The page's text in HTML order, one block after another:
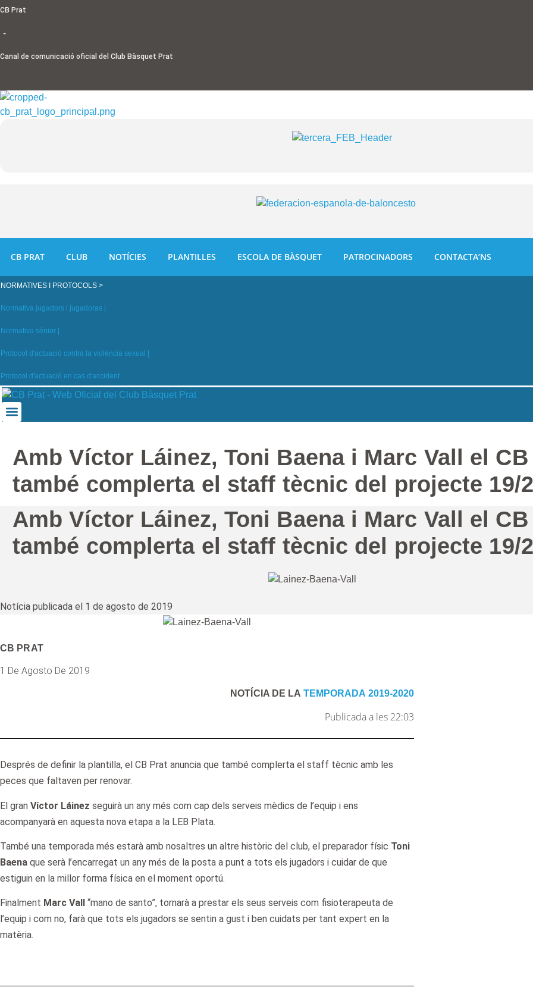
Ir
contenido
CB Prat
-
Canal de comunicació oficial del Club Bàsquet Prat
CB PRAT CLUB NOTÍCIES PLANTILLES ESCOLA DE BÀSQUET PATROCINADORS CONTACTA’NS
NORMATIVES I PROTOCOLS >
Normativa jugadors i jugadoras |
Normativa sénior |
Protocol d'actuació contra la violència sexual |
Protocol d'actuació en cas d'accident
Amb Víctor Láinez, Toni Baena i Marc Vall el
també complerta el staff tècnic del projecte 19/
Amb Víctor Láinez, Toni Baena i Marc Vall el
també complerta el staff tècnic del projecte 19/
Notícia publicada el 1 de agosto de 2019
CB PRAT
1 De Agosto De 2019
NOTÍCIA DE LA TEMPORADA 2019-2020
Publicada a les 22:03
Després de definir la plantilla, el CB Prat anuncia que també complerta el staff tècnic amb les
peces que faltaven per renovar.
El gran Víctor Láinez seguirà un any més com cap dels serveis mèdics de l’equip i ens
acompanyarà en aquesta nova etapa a la LEB Plata.
També una temporada més estarà amb nosaltres un altre històric del club, el preparador físic Toni
Baena que serà l’encarregat un any més de la posta a punt a tots els jugadors i cuidar de que
estiguin en la millor forma física en el moment oportú.
Finalment Marc Vall
“mano de santo”, tornarà a prestar els seus serveis com fisioterapeuta de
l’equip i com no, farà que tots els jugadors se sentin a gust i ben cuidats per tant expert en la
matèria.